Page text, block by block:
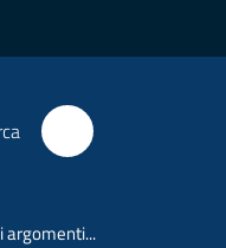
argomenti...